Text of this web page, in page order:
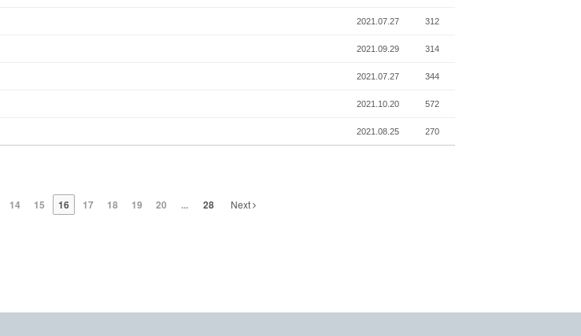
2021.07.27 312
2021.09.29 314
2021.07.27 344
2021.10.20 572
2021.08.25 270
14 15 16 17 18 19 20 ... 28 Next